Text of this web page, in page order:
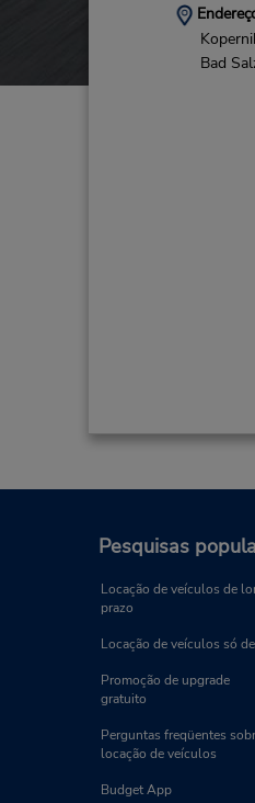
Bad
Pesquisas
Locação de veículos de
prazo
Locação de veículos só
Promoção de upgrade
gratuito
Perguntas freqüentes
locação de veículos
Budget App